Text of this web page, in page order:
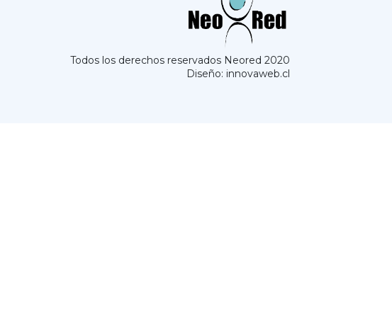
Todos los derechos reservados Neored 2020
Diseño: innovaweb.cl